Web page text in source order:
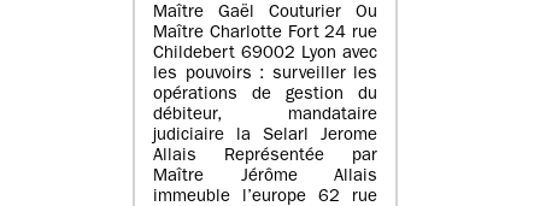
Maître Gaël Couturier Ou
Maître Charlotte Fort 24 rue
Childebert 69002 Lyon avec
les pouvoirs : surveiller les
opérations de gestion du
débiteur, mandataire
judiciaire la Selarl Jerome
Allais Représentée par
Maître Jérôme Allais
immeuble l’europe 62 rue